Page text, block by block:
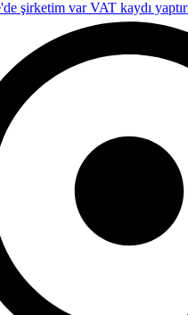
şirketim var VAT kaydı